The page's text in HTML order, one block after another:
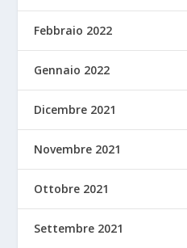
Febbraio 2022
Gennaio 2022
Dicembre 2021
Novembre 2021
Ottobre 2021
Settembre 2021